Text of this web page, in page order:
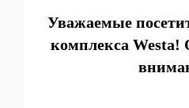
Уважаемые
комплекса